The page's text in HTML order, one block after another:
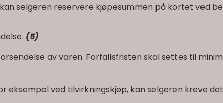
selgeren reservere kjøpesummen på kortet ved
(5)
av varen. Forfallsfristen skal settes til
ved tilvirkningskjøp, kan selgeren kreve